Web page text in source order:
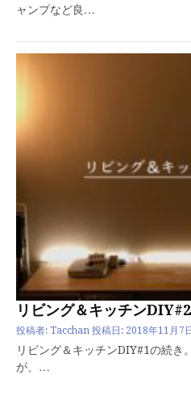
ャンプなど良…
リビング＆キッチンDIY#2
投稿者: Tacchan 投稿日: 2018年11月7
リビング＆キッチンDIY#1の続き
が、…